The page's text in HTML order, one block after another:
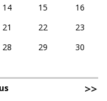
14 15
16
21 22
23
28 29
30